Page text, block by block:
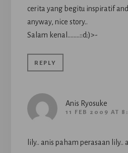
cerita yang begitu inspiratif
anyway, nice story..
Salam kenal……..::d:)>-
REPLY
Anis Ryosuke
11 FEB 2009 AT
lily.. anis paham perasaan lily..